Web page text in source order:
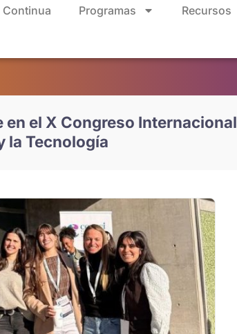
Continua Programas Recursos
el X Congreso Internacional
la Tecnología